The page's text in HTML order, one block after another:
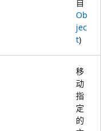
自
Ob
jec
t)
移
动
指
定
的